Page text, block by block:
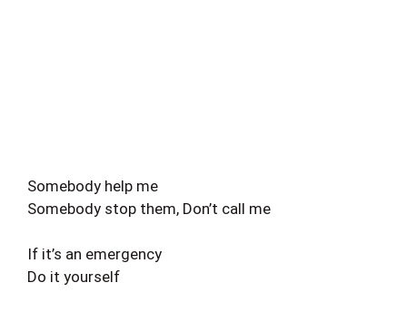
Somebody help me
Somebody stop them, Don’t call me
If it’s an emergency
Do it yourself